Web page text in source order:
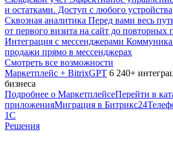
и остатками. Доступ с любого устройства
Сквозная аналитика Перед вами весь
от первого визита на сайт до повторных
Интеграция с мессенджерами
продажи прямо в мессенджерах
Смотреть все возможности
Маркетплейс + BitrixGPT 6 240+
бизнеса
Подробнее о МаркетплейсеПерейти в
приложенияМиграция в Битрикс24
1С
Решения